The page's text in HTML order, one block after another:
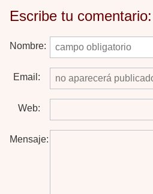
Escribe tu comentario:
Nombre:
Email:
Web:
Mensaje: